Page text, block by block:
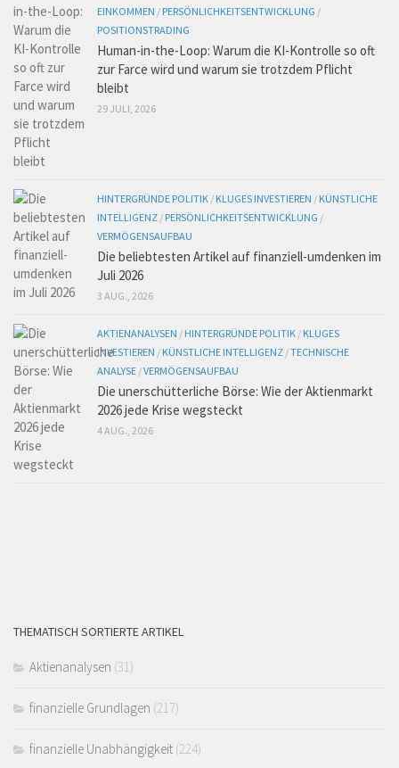
EINKOMMEN / PERSÖNLICHKEITSENTWICKLUNG /
POSITIONSTRADING
Human-in-the-Loop: Warum die KI-Kontrolle so oft
zur Farce wird und warum sie trotzdem Pflicht
bleibt
29 JULI, 2026
HINTERGRÜNDE POLITIK / KLUGES INVESTIEREN / KÜNSTLICHE
INTELLIGENZ / PERSÖNLICHKEITSENTWICKLUNG /
VERMÖGENSAUFBAU
Die beliebtesten Artikel auf finanziell-umdenken im
Juli 2026
3 AUG., 2026
AKTIENANALYSEN / HINTERGRÜNDE POLITIK / KLUGES
INVESTIEREN / KÜNSTLICHE INTELLIGENZ /TECHNISCHE
ANALYSE /VERMÖGENSAUFBAU
Die unerschütterliche Börse: Wie der Aktienmarkt
2026 jede Krise wegsteckt
4 AUG., 2026
THEMATISCH SORTIERTE ARTIKEL
Aktienanalysen (31)
finanzielle Grundlagen (217)
finanzielle Unabhängigkeit (224)